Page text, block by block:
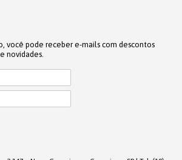
você pode receber e-mails com descontos
novidades.